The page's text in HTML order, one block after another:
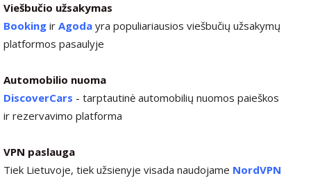
Viešbučio užsakymas
Booking ir Agoda yra populiariausios viešbučių užsakymų
platformos pasaulyje
Automobilio nuoma
DiscoverCars - tarptautinė automobilių nuomos paieškos
ir rezervavimo platforma
VPN paslauga
Tiek Lietuvoje, tiek užsienyje visada naudojame NordVPN